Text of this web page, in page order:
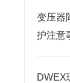
变压器
护注意
DWEX